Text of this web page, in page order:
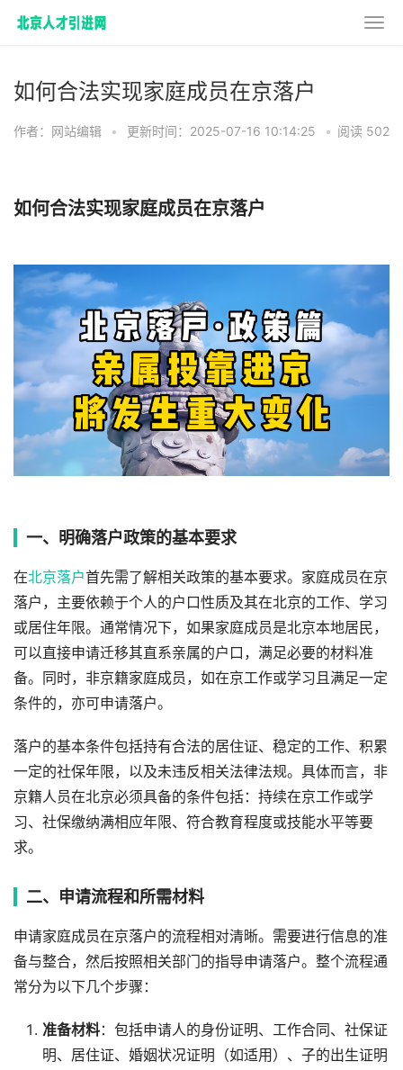
如何合法实现家庭成员在京落户
作者：网站编辑 • 更新时间：2025-07-16 10:14:25 • 阅读 502
如何合法实现家庭成员在京落户
一、明确落户政策的基本要求
在北京落户首先需了解相关政策的基本要求。家庭成员在京
落户，主要依赖于个人的户口性质及其在北京的工作、学习
或居住年限。通常情况下，如果家庭成员是北京本地居民，
可以直接申请迁移其直系亲属的户口，满足必要的材料准
备。同时，非京籍家庭成员，如在京工作或学习且满足一定
条件的，亦可申请落户。
落户的基本条件包括持有合法的居住证、稳定的工作、积累
一定的社保年限，以及未违反相关法律法规。具体而言，非
京籍人员在北京必须具备的条件包括：持续在京工作或学
习、社保缴纳满相应年限、符合教育程度或技能水平等要
求。
二、申请流程和所需材料
申请家庭成员在京落户的流程相对清晰。需要进行信息的准
备与整合，然后按照相关部门的指导申请落户。整个流程通
常分为以下几个步骤：
准备材料：包括申请人的身份证明、工作合同、社保证
明、居住证、婚姻状况证明（如适用）、子的出生证明